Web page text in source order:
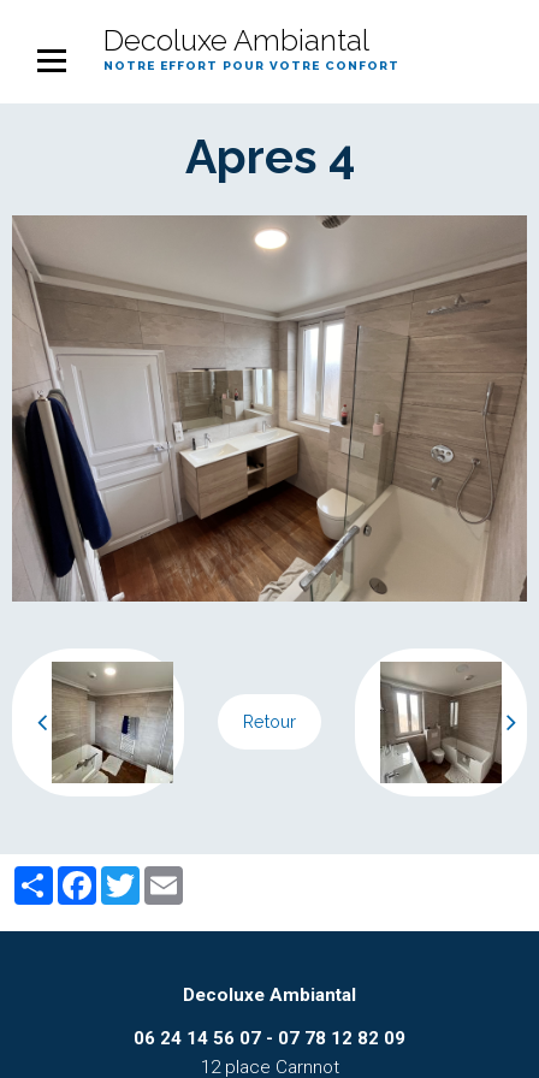
Decoluxe Ambiantal
notre effort pour votre confort
Apres 4
Retour
PartagerFacebook
Twitter
Decoluxe Ambiantal
06 24 14 56 07 - 07 78 12 82 09
12 place Carnnot